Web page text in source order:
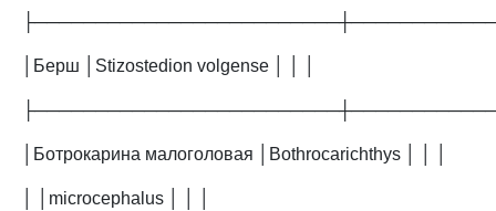
│Берш │Stizostedion volgense │ │ │
│Ботрокарина малоголовая │Bothrocarichthys │ │ │
│ │microcephalus │ │ │